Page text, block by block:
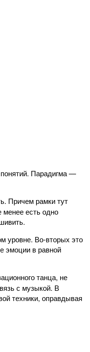
понятий. Парадигма —
Причем рамки тут
есть одно
уровне. Во-вторых это
эмоции в равной
танца, не
с музыкой. В
техники, оправдывая